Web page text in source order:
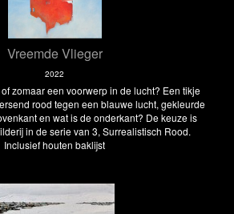
Vreemde Vlieger
2022
zomaar een voorwerp in de lucht? Een tikje
rood tegen een blauwe lucht, gekleurde
en wat is de onderkant? De keuze is
in de serie van 3, Surrealistisch Rood.
Inclusief houten baklijst